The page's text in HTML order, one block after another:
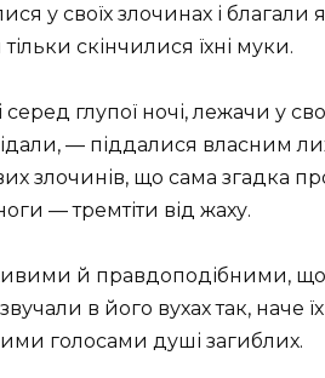
у своїх злочинах і
скінчилися їхні муки.
глупої ночі, лежачи у
— піддалися власним
злочинів, що сама згадка
— тремтіти від жаху.
й правдоподібними, що
в його вухах так, наче
голосами душі загиблих.